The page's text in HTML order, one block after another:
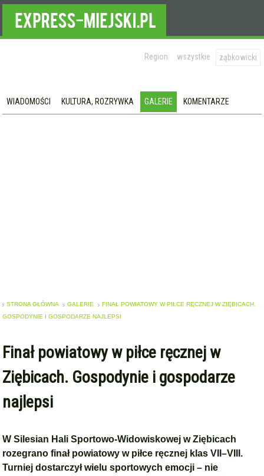
Region: wszystkie ząbkowicki
WIADOMOŚCI KULTURA, ROZRYWKA GALERIE KOMENTARZE
STRONA GŁÓWNA GALERIE
FINAŁ POWIATOWY W PIŁCE RĘCZNEJ W ZIĘBICACH.
GOSPODYNIE I GOSPODARZE NAJLEPSI
Finał powiatowy w piłce ręcznej w
Ziębicach. Gospodynie i gospodarze
najlepsi
WSilesian Hali Sportowo-Widowiskowej w Ziębicach
rozegrano finał powiatowy w piłce ręcznej klas VII–VIII.
Turniej dostarczył wielu sportowych emocji – nie